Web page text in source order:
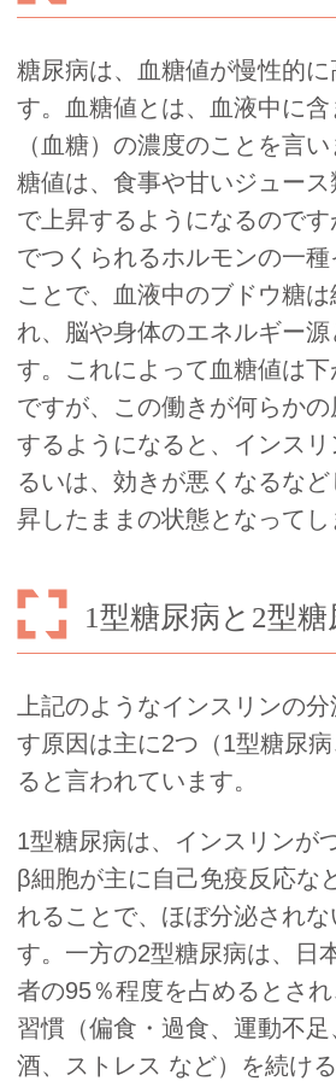
糖尿病は、血糖値が慢性的に
す。血糖値とは、血液中に
（血糖）の濃度のことを言
糖値は、食事や甘いジュース
で上昇するようになるので
でつくられるホルモンの一種
ことで、血液中のブドウ糖は
れ、脳や身体のエネルギー源
す。これによって血糖値は
ですが、この働きが何らか
するようになると、インス
るいは、効きが悪くなるな
昇したままの状態となってし
1型糖尿病と2型糖
上記のようなインスリンの
す原因は主に2つ（1型糖尿
ると言われています。
1型糖尿病は、インスリンが
β細胞が主に自己免疫反応な
れることで、ほぼ分泌されな
す。一方の2型糖尿病は、日
者の95％程度を占めるとさ
習慣（偏食・過食、運動不
酒、ストレス など）を続け